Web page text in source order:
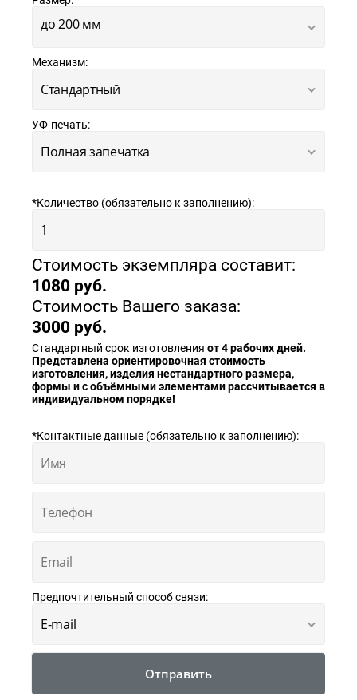
Механизм:
УФ-печать:
*Количество (обязательно к заполнению):
Стоимость экземпляра составит:
1080
Стоимость Вашего заказа:
3000
Стандартный срок изготовления от 4 рабочих дней.
Представлена ориентировочная стоимость
изготовления, изделия нестандартного размера,
формы и с объёмными элементами рассчитывается в
индивидуальном порядке!
*Контактные данные (обязательно к заполнению):
Предпочтительный способ связи:
Отправить